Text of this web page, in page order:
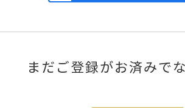
まだご登録がお済みで